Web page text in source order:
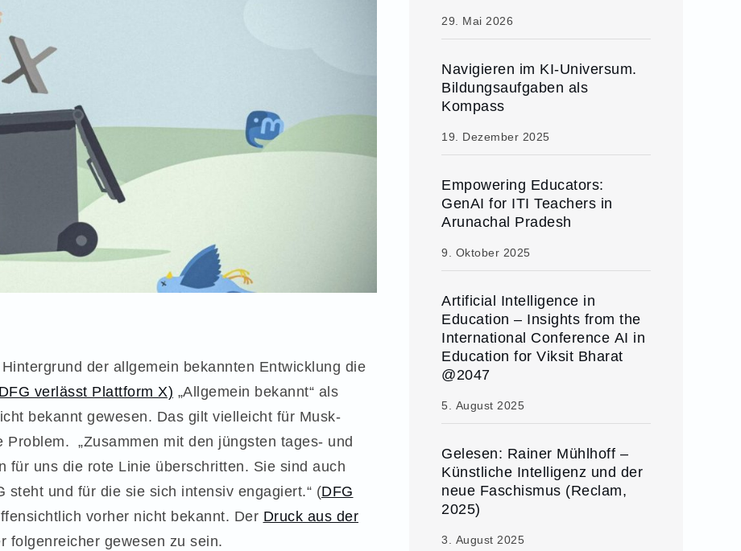
der allgemein bekannten Entwicklung die
DFG verlässt Plattform X) „Allgemein bekannt“ als
bekannt gewesen. Das gilt vielleicht für Musk-
„Zusammen mit den jüngsten tages- und
für uns die rote Linie überschritten. Sie sind auch
und für die sie sich intensiv engagiert.“ (DFG
vorher nicht bekannt. Der Druck aus der
folgenreicher gewesen zu sein.
29. Mai 2026
Navigieren im KI-Universum.
Bildungsaufgaben als
Kompass
19. Dezember 2025
Empowering Educators:
GenAI for ITI Teachers in
Arunachal Pradesh
9. Oktober 2025
Artificial Intelligence in
Education – Insights from the
International Conference AI in
Education for Viksit Bharat
@2047
5. August 2025
Gelesen: Rainer Mühlhoff –
Künstliche Intelligenz und der
neue Faschismus (Reclam,
2025)
3. August 2025